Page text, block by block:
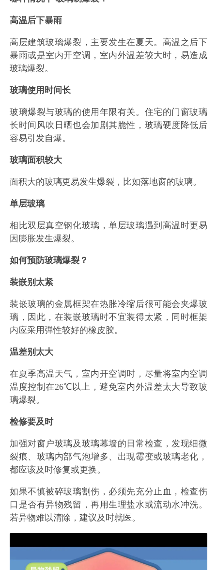
高温后下暴雨
高层建筑玻璃爆裂，主要发生在夏天。高温之后下
暴雨或是室内开空调，室内外温差较大时，易造成
玻璃爆裂。
玻璃使用时间长
玻璃爆裂与玻璃的使用年限有关。住宅的门窗玻璃
长时间风吹日晒也会加剧其脆性，玻璃硬度降低后
容易引发自爆。
玻璃面积较大
面积大的玻璃更易发生爆裂，比如落地窗的玻璃。
单层玻璃
相比双层真空钢化玻璃，单层玻璃遇到高温时更易
因膨胀发生爆裂。
如何预防玻璃爆裂？
装嵌别太紧
装嵌玻璃的金属框架在热胀冷缩后很可能会夹爆玻
璃，因此，在装嵌玻璃时不宜装得太紧，同时框架
内应采用弹性较好的橡皮胶。
温差别太大
在夏季高温天气，室内开空调时，尽量将室内空调
温度控制在26℃以上，避免室内外温差太大导致玻
璃爆裂。
检修要及时
加强对窗户玻璃及玻璃幕墙的日常检查，发现细微
裂痕、玻璃内部气泡增多、出现霉变或玻璃老化，
都应该及时修复或更换。
如果不慎被碎玻璃割伤，必须先充分止血，检查伤
口是否有异物残留，再用生理盐水或流动水冲洗。
若异物难以清除，建议及时就医。